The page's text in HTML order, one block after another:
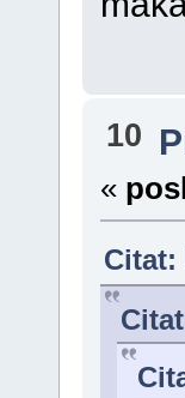
10
«
Citat: